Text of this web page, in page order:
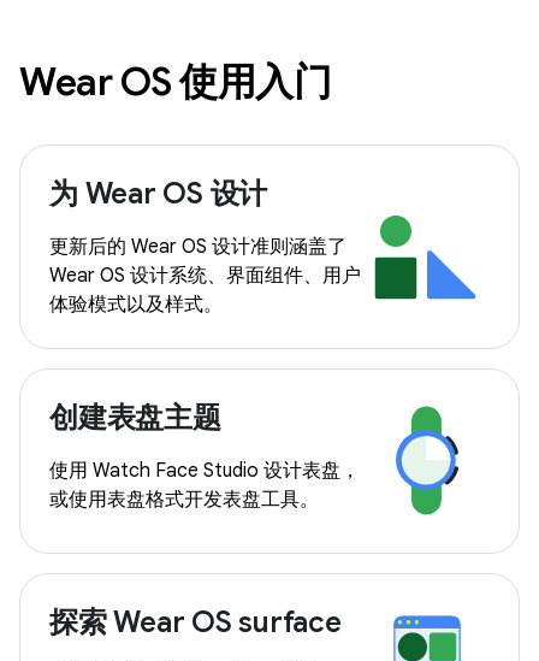
Wear OS 使用入门
为 Wear OS 设计
更新后的 Wear OS 设计准则涵盖了
Wear OS 设计系统、界面组件、用户
体验模式以及样式。
创建表盘主题
使用 Watch Face Studio 设计表盘，
或使用表盘格式开发表盘工具。
探索 Wear OS surface